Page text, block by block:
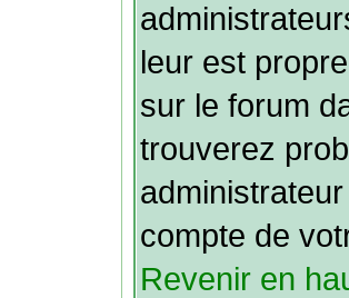
leur est
sur le forum
trouverez
compte de
Revenir en